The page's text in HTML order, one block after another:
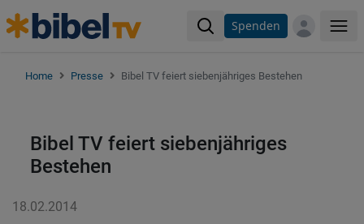
Spenden
Home Presse Bibel TV feiert siebenjähriges Bestehen
Bibel TV feiert siebenjähriges
Bestehen
18.02.2014